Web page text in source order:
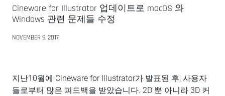
Cineware for Illustrator 업데이트로 macOS 와
Windows 관련 문제들 수정
NOVEMBER 9, 2017
지난10월에 Cineware for Illustrator가 발표된 후, 사용자
들로부터 많은 피드백을 받았습니다. 2D 뿐 아니라 3D 커